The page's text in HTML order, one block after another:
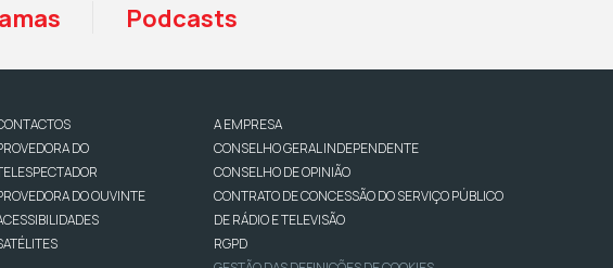
Podcasts
DO
DO OUVINTE
A EMPRESA
CONSELHO GERAL INDEPENDENTE
CONSELHO DE OPINIÃO
CONTRATO DE CONCESSÃO DO SERVIÇO PÚBLICO
DE RÁDIO E TELEVISÃO
RGPD